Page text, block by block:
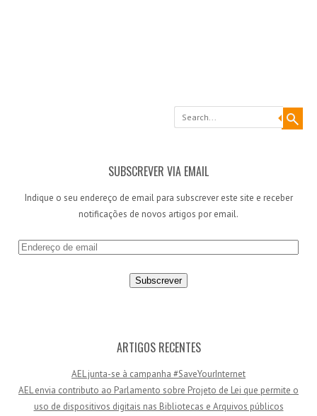
Search
SUBSCREVER VIA EMAIL
Indique o seu endereço de email para subscrever este site e receber
notificações de novos artigos por email.
E
e
ARTIGOS RECENTES
AEL junta-se à campanha #SaveYourInternet
AEL envia contributo ao Parlamento sobre Projeto de Lei que permite o
uso de dispositivos digitais nas Bibliotecas e Arquivos públicos